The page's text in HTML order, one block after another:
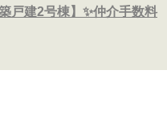
戸建2号棟】✨️仲介手数料